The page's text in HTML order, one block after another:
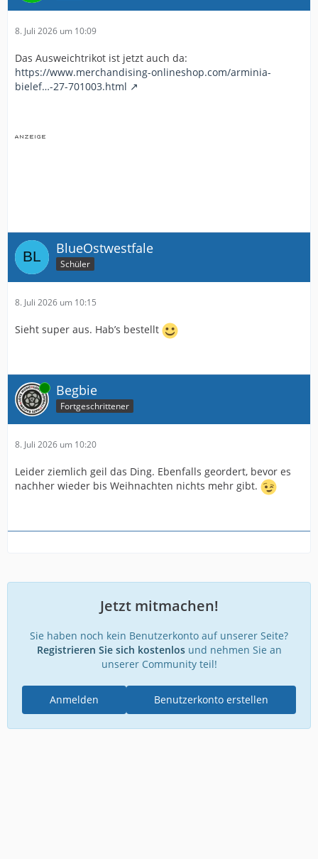
8. Juli 2026 um 10:09
Das Ausweichtrikot ist jetzt auch da:
https://www.merchandising-onlineshop.com/arminia-
bielef…-27-701003.html
BlueOstwestfale
Schüler
8. Juli 2026 um 10:15
Sieht super aus. Hab’s bestellt
Online Begbie
Fortgeschrittener
8. Juli 2026 um 10:20
Leider ziemlich geil das Ding. Ebenfalls geordert, bevor es
nachher wieder bis Weihnachten nichts mehr gibt.
Jetzt mitmachen!
Sie haben noch kein Benutzerkonto auf unserer Seite?
Registrieren Sie sich kostenlosund nehmen Sie an
unserer Community teil!
Benutzerkonto erstellen
Anmelden